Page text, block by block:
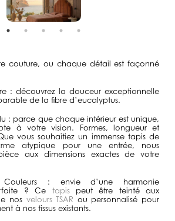
couture, ou chaque détail est façonné
: découvrez la douceur exceptionnelle
de la fibre d’eucalyptus.
: parce que chaque intérieur est unique,
à votre vision. Formes, longueur et
vous souhaitiez un immense tapis de
atypique pour une entrée, nous
aux dimensions exactes de votre
Couleurs : envie d’une harmonie
? Ce tapispeut être teinté aux
nos velours TSAR ou personnalisé pour
à nos tissus existants.